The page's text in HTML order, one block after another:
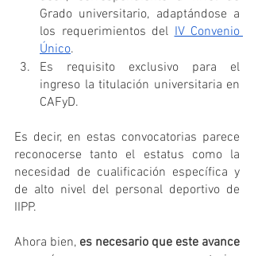
Grado universitario, adaptándose a
los requerimientos del IV Convenio
Único.
Es requisito exclusivo para el
ingreso la titulación universitaria en
CAFyD.
Es decir, en estas convocatorias parece
reconocerse tanto el estatus como la
necesidad de cualificación específica y
de alto nivel del personal deportivo de
IIPP.
Ahora bien, es necesario que este avance